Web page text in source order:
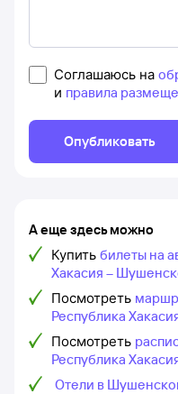
Соглашаюсь на
и правила
Опубликовать
А еще здесь можно
Купить билеты на
Хакасия –
Посмотреть
Республика
Посмотреть
Республика
Отели в